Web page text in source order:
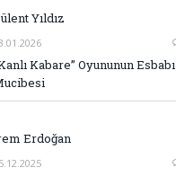
Yıldız
Kabare” Oyununun Esbabı
Erdoğan